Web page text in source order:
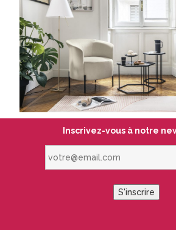
Inscrivez-vous à notre
S'inscrire